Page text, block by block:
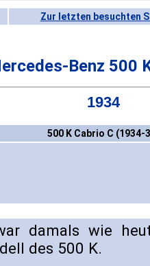
Zur letzten besuchten
Benz 500
1934
500 K Cabrio C (1934-
damals wie
des 500 K.